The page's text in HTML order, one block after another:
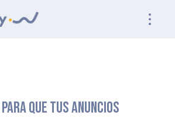
QUE TUS ANUNCIOS